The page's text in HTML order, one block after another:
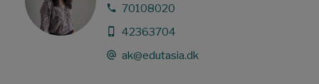
70108020
42363704
ak@edutasia.dk